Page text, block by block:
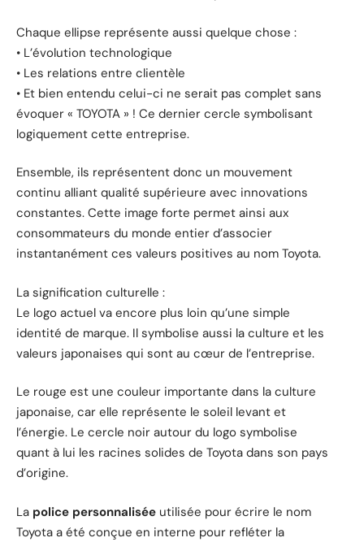
Chaque ellipse représente aussi quelque chose :
• L’évolution technologique
• Les relations entre clientèle
• Et bien entendu celui-ci ne serait pas complet sans
évoquer « TOYOTA » ! Ce dernier cercle symbolisant
logiquement cette entreprise.
Ensemble, ils représentent donc un mouvement
continu alliant qualité supérieure avec innovations
constantes. Cette image forte permet ainsi aux
consommateurs du monde entier d’associer
instantanément ces valeurs positives au nom Toyota.
La signification culturelle :
Le logo actuel va encore plus loin qu’une simple
identité de marque. Il symbolise aussi la culture et les
valeurs japonaises qui sont au cœur de l’entreprise.
Le rouge est une couleur importante dans la culture
japonaise, car elle représente le soleil levant et
l’énergie. Le cercle noir autour du logo symbolise
quant à lui les racines solides de Toyota dans son pays
d’origine.
La police personnalisée utilisée pour écrire le nom
Toyota a été conçue en interne pour refléter la